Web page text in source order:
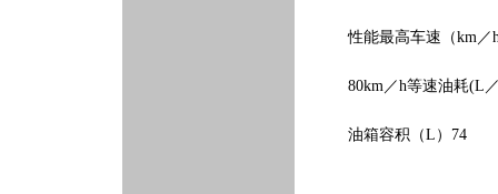
性能最高车速（km／h
80km／h等速油耗(L／
油箱容积（L）74